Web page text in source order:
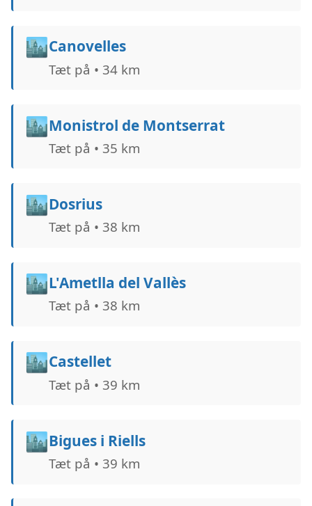
🏙️Canovelles
Tæt på • 34 km
🏙️Monistrol de Montserrat
Tæt på • 35 km
🏙️Dosrius
Tæt på • 38 km
🏙️L'Ametlla del Vallès
Tæt på • 38 km
🏙️Castellet
Tæt på • 39 km
🏙️Bigues i Riells
Tæt på • 39 km